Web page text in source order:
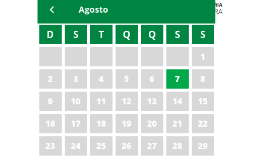
AGENDA DA SECRETARIA
ZELMA MADEIRA
Agosto
D S T Q Q S S
1
2
3 4 5 6 7
8
9
10 11 12 13 14
15
16
17 18 19 20 21
22
23
24 25 26 27 28
29